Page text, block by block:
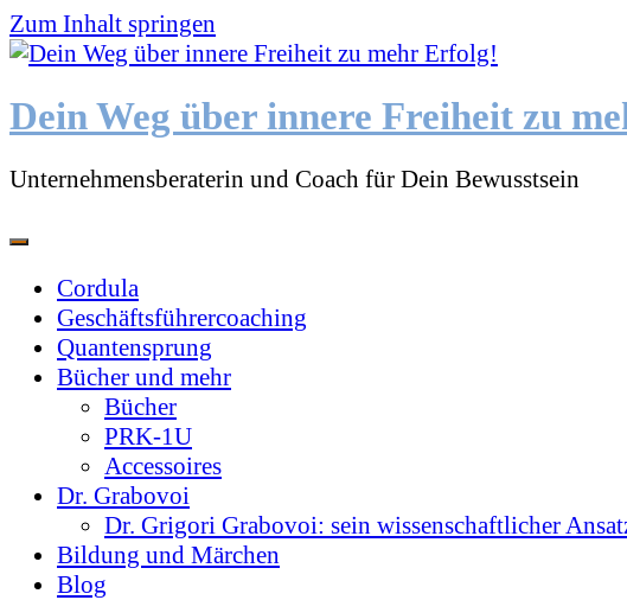
Zum Inhalt springen
Dein Weg über innere Freiheit zu
Unternehmensberaterin und Coach für Dein Bewusstsein
Cordula
Geschäftsführercoaching
Quantensprung
Bücher und mehr
Bücher
PRK-1U
Accessoires
Dr. Grabovoi
Dr. Grigori Grabovoi: sein wissenschaftlicher
Bildung und Märchen
Blog